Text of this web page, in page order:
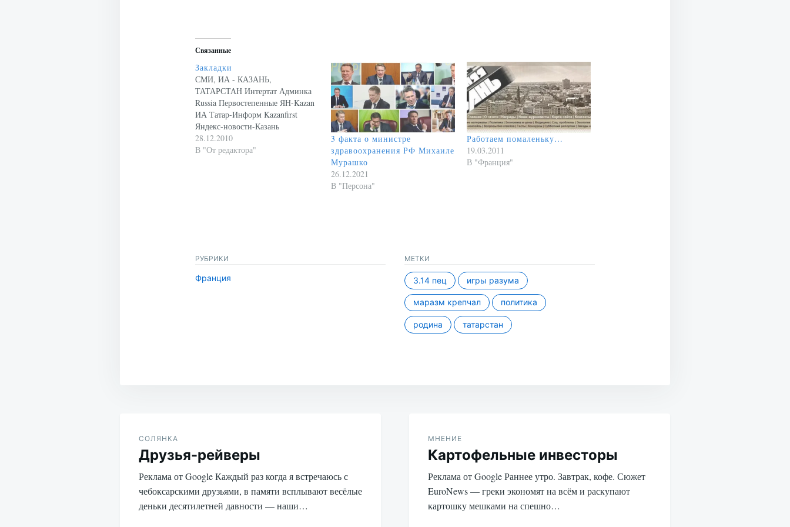
Связанные
Закладки
СМИ, ИА - КАЗАНЬ,
ТАТАРСТАН Интертат Админка
Russia Первостепенные ЯН-Kazan
ИА Татар-Информ Kazanfirst
Яндекс-новости-Казань
Комсомольская правда-Казань
Вечерняя Казань Бизнес-онлайн
"Россия-Татарстан" Деловой
Казань Автостат Казань-Times
28.12.2010
В "От редактора"
3 факта о министре
здравоохранения РФ Михаиле
Мурашко
26.12.2021
В "Персона"
Работаем помаленьку…
19.03.2011
В "Франция"
РУБРИКИ
Франция
МЕТКИ
3.14 пец игры разума
маразм крепчал политика
родина татарстан
по
записям
СОЛЯНКА
Друзья-рейверы
Реклама от Google Каждый раз когда я встречаюсь с
чебоксарскими друзьями, в памяти всплывают весёлые
деньки десятилетней давности — наши…
МНЕНИЕ
Картофельные инвесторы
Реклама от Google Раннее утро. Завтрак, кофе. Сюжет
EuroNews — греки экономят на всём и раскупают
картошку мешками на спешно…